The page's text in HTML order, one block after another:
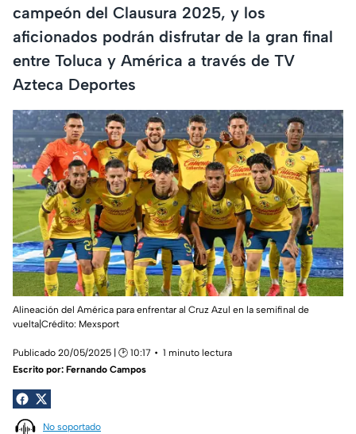
campeón del Clausura 2025, y los
aficionados podrán disfrutar de la gran final
entre Toluca y América a través de TV
Azteca Deportes
Alineación del América para enfrentar al Cruz Azul en la semifinal de
vuelta|Crédito: Mexsport
Publicado 20/05/2025 | 🕑 10:17
1 minuto lectura
Escrito por: Fernando Campos
No soportado